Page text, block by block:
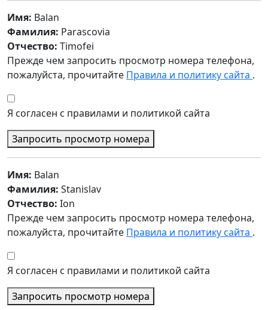
Имя: Balan
Фамилия: Parascovia
Отчество: Timofei
Прежде чем запросить просмотр номера телефона,
пожалуйста, прочитайте Правила и политику сайта .
Я согласен с правилами и политикой сайта
Запросить просмотр номера
Имя: Balan
Фамилия: Stanislav
Отчество: Ion
Прежде чем запросить просмотр номера телефона,
пожалуйста, прочитайте Правила и политику сайта .
Я согласен с правилами и политикой сайта
Запросить просмотр номера